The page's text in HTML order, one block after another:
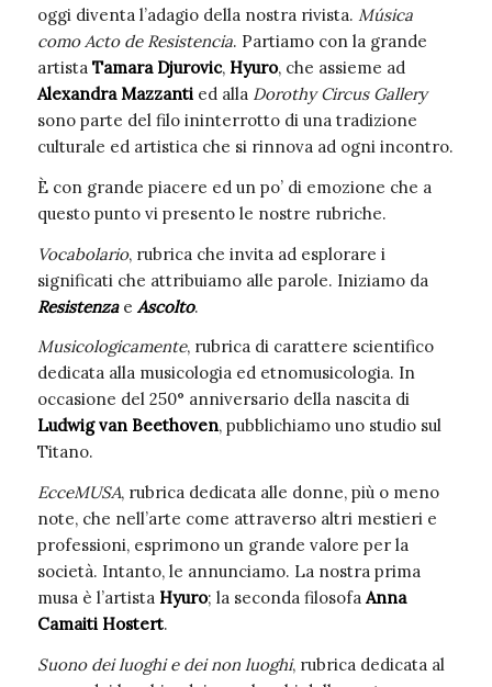
oggi diventa l’adagio della nostra rivista. Música
como Acto de Resistencia. Partiamo con la grande
artista Tamara Djurovic, Hyuro, che assieme ad
Alexandra Mazzantied alla Dorothy Circus Gallery
sono parte del filo ininterrotto di una tradizione
culturale ed artistica che si rinnova ad ogni incontro.
È con grande piacere ed un po’ di emozione che a
questo punto vi presento le nostre rubriche.
Vocabolario, rubrica che invita ad esplorare i
significati che attribuiamo alle parole. Iniziamo da
Resistenzae Ascolto.
Musicologicamente, rubrica di carattere scientifico
dedicata alla musicologia ed etnomusicologia. In
occasione del 250° anniversario della nascita di
Ludwig van Beethoven, pubblichiamo uno studio sul
Titano.
EcceMUSA, rubrica dedicata alle donne, più o meno
note, che nell’arte come attraverso altri mestieri e
professioni, esprimono un grande valore per la
società. Intanto, le annunciamo. La nostra prima
musa è l’artista Hyuro; la seconda filosofaAnna
Camaiti Hostert.
Suono dei luoghi e dei non luoghi, rubrica dedicata al